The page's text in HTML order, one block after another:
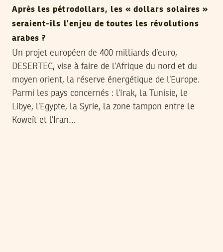
Après les pétrodollars, les « dollars solaires »
seraient-ils l’enjeu de toutes les révolutions
arabes ?
Un projet européen de 400 milliards d’euro,
DESERTEC, vise à faire de l’Afrique du nord et du
moyen orient, la réserve énergétique de l’Europe.
Parmi les pays concernés : l’Irak, la Tunisie, le
Libye, l’Egypte, la Syrie, la zone tampon entre le
Koweït et l’Iran…